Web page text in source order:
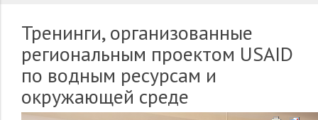
Тренинги, организованные
региональным проектом USAID
по водным ресурсам и
окружающей среде